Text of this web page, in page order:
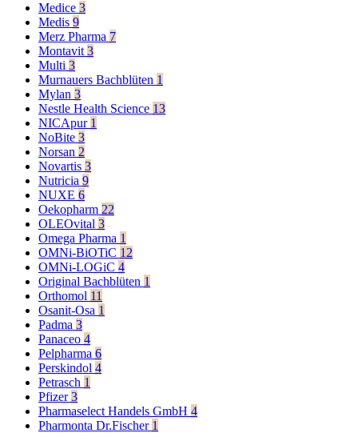
Medice 3
Medis 9
Merz Pharma 7
Montavit 3
Multi 3
Murnauers Bachblüten 1
Mylan 3
Nestle Health Science 13
NICApur 1
NoBite 3
Norsan 2
Novartis 3
Nutricia 9
NUXE 6
Oekopharm 22
OLEOvital 3
Omega Pharma 1
OMNi-BiOTiC 12
OMNi-LOGiC 4
Original Bachblüten 1
Orthomol 11
Osanit-Osa 1
Padma 3
Panaceo 4
Pelpharma 6
Perskindol 4
Petrasch 1
Pfizer3
Pharmaselect Handels GmbH 4
Pharmonta Dr.Fischer 1